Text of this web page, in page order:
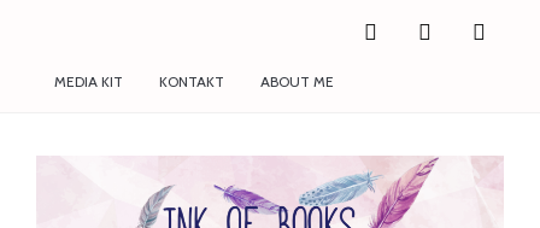
facebook twitter instagram
MEDIA KIT KONTAKT ABOUT ME